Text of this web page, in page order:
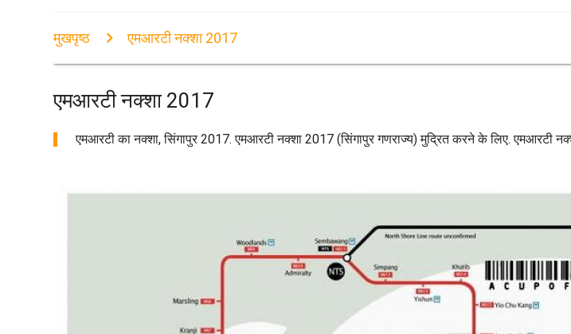
मुखपृष्ठ एमआरटी नक्शा 2017
एमआरटी नक्शा 2017
एमआरटी का नक्शा, सिंगापुर 2017. एमआरटी नक्शा 2017 (सिंगापुर गणराज्य) मुद्रित करने के लिए. एमआरटी